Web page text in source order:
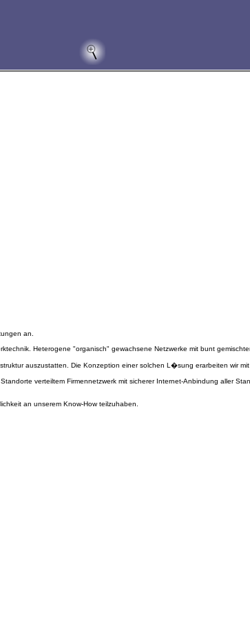
an.
Heterogene "organisch" gewachsene Netzwerke mit bunt
auszustatten. Die Konzeption einer solchen L�sung erarbeiten wir
verteiltem Firmennetzwerk mit sicherer Internet-Anbindung aller
an unserem Know-How teilzuhaben.